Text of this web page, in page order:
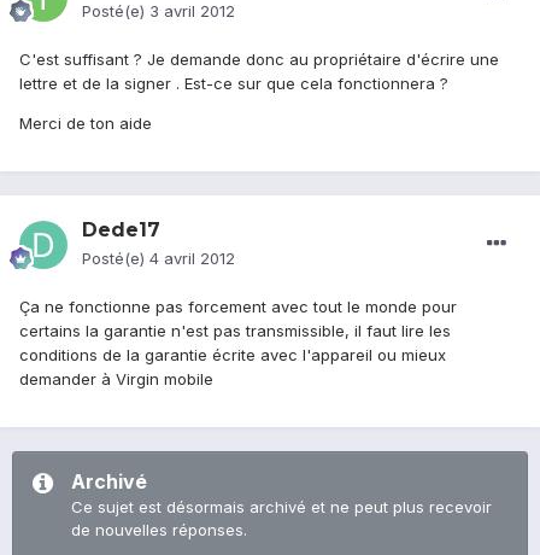
Posté(e) 3 avril 2012
C'est suffisant ? Je demande donc au propriétaire d'écrire une
lettre et de la signer . Est-ce sur que cela fonctionnera ?
Merci de ton aide
Dede17
Posté(e) 4 avril 2012
Ça ne fonctionne pas forcement avec tout le monde pour
certains la garantie n'est pas transmissible, il faut lire les
conditions de la garantie écrite avec l'appareil ou mieux
demander à Virgin mobile
Archivé
Ce sujet est désormais archivé et ne peut plus recevoir
de nouvelles réponses.